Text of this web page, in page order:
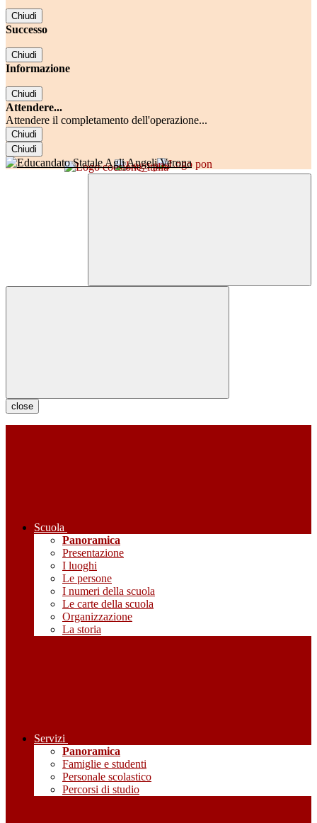
Chiudi
Successo
Chiudi
Informazione
Chiudi
Attendere...
Attendere il completamento dell'operazione...
Chiudi
Chiudi
close
Scuola
Panoramica
Presentazione
I luoghi
Le persone
I numeri della scuola
Le carte della scuola
Organizzazione
La storia
Servizi
Panoramica
Famiglie e studenti
Personale scolastico
Percorsi di studio